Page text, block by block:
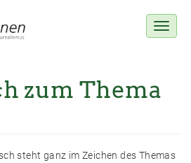
Toggle
zum Thema
steht ganz im Zeichen des Themas